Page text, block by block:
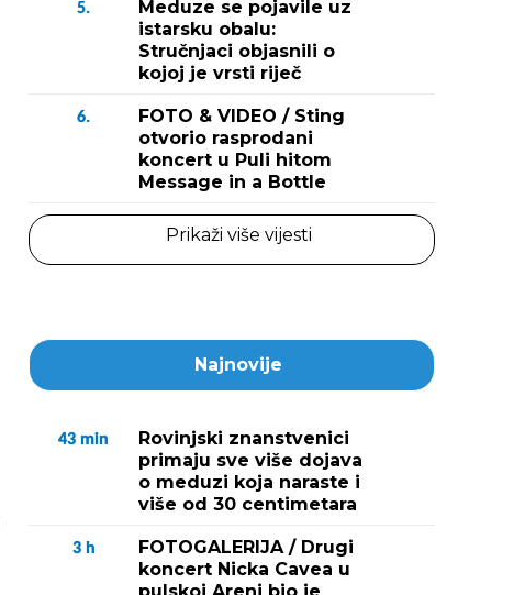
5.
Meduze se pojavile uz
istarsku obalu:
Stručnjaci objasnili o
kojoj je vrsti riječ
6.
FOTO & VIDEO / Sting
otvorio rasprodani
koncert u Puli hitom
Message in a Bottle
Prikaži više vijesti
Najnovije
43 min
Rovinjski znanstvenici
primaju sve više dojava
o meduzi koja naraste i
više od 30 centimetara
3 h
FOTOGALERIJA / Drugi
koncert Nicka Cavea u